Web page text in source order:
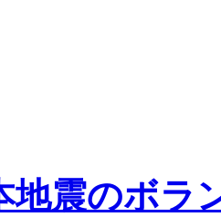
地震のボラ